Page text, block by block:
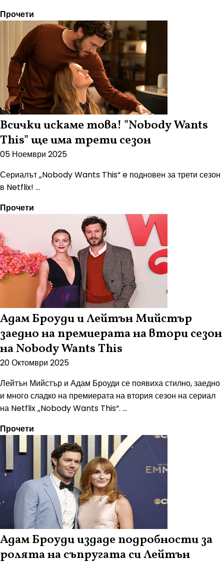
Прочети
Всички искаме това! "Nobody Wants
This" ще има трети сезон
05 Ноември 2025
Сериалът „Nobody Wants This“ e подновен за трети сезон
в Netflix! ...
Прочети
Адам Броуди и Лейтън Мийстър
заедно на премиерата на втори сезон
на Nobody Wants This
20 Октомври 2025
Лейтън Мийстър и Адам Броуди се появиха стилно, заедно
и много сладко на премиерата на втория сезон на сериал
на Netflix „Nobody Wants This“. ...
Прочети
Адам Броуди издаде подробности за
ролята на съпругата си Лейтън